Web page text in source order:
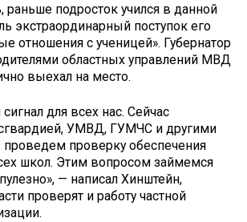
раньше подросток учился в данной
экстраординарный поступок его
отношения с ученицей». Губернатор
областных управлений МВД
выехал на место.
для всех нас. Сейчас
УМВД, ГУМЧС и другими
проверку обеспечения
школ. Этим вопросом займемся
— написал Хинштейн,
проверят и работу частной